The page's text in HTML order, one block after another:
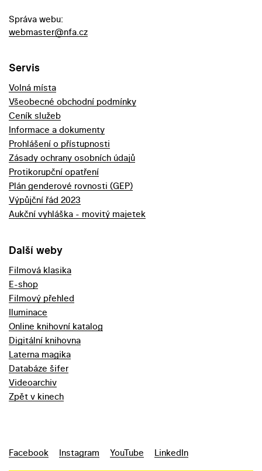
Správa webu:
webmaster@nfa.cz
Servis
Volná místa
Všeobecné obchodní podmínky
Ceník služeb
Informace a dokumenty
Prohlášení o přístupnosti
Zásady ochrany osobních údajů
Protikorupční opatření
Plán genderové rovnosti (GEP)
Výpůjční řád 2023
Aukční vyhláška - movitý majetek
Další weby
Filmová klasika
E-shop
Filmový přehled
Iluminace
Online knihovní katalog
Digitální knihovna
Laterna magika
Databáze šifer
Videoarchiv
Zpět v kinech
Facebook Instagram YouTube LinkedIn